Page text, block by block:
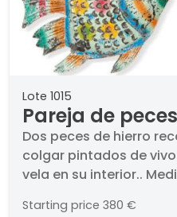
Lote 1015
Pareja de
pitnado
Dos peces de hierro
colgar pintados de
vela en su interior..
Starting price 380 €